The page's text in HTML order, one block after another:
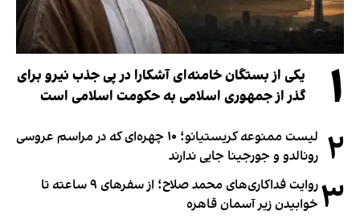
۱
یکی از بستگان خامنه‌ای آشکارا در پی جذب نیرو برای
گذر از جمهوری اسلامی به حکومت اسلامی است
۲
لیست ممنوعه کریستیانو؛ ۱۰ چهره‌ای که در مراسم عروسی
رونالدو و جورجینا جایی ندارند
۳
روایت فداکاری‌های محمد صلاح؛ از سفرهای ۹ ساعته تا
خوابیدن زیر آسمان قاهره